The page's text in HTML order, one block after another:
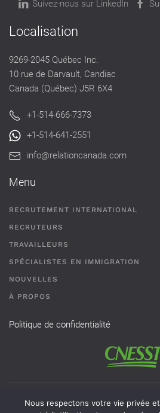
Suivez-nous sur LinkedIn
Localisation
9269-2045 Québec Inc.
10 rue de Darvault, Candiac
Canada (Québec) J5R 6X4
+1-514-666-7373
+1-514-641-2551
info@relationcanada.com
Menu
RECRUTEMENT INTERNATIONAL
RECRUTEURS
TRAVAILLEURS
SPÉCIALISTES EN IMMIGRATION
NOUVELLES
À PROPOS
Politique de confidentialité
Permis de recrutement # AR-
Nous respectons votre vie privée